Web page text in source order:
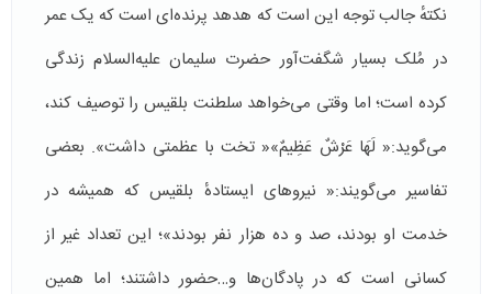
نکتهٔ جالب توجه این است که هدهد پرنده‌ای است که یک عمر
در مُلک بسیار شگفت‌آور حضرت سلیمان علیه‌السلام زندگی
کرده است؛ اما وقتی می‌خواهد سلطنت بلقیس را توصیف کند،
می‌گوید:« لَهَا عَرْشٌ عَظِيمٌ»« تخت با عظمتی داشت». بعضی
تفاسیر می‌گویند:« نیروهای ایستادهٔ بلقیس که همیشه در
خدمت او بودند، صد و ده هزار نفر بودند»؛ این تعداد غیر از
کسانی است که در پادگان‌ها و…حضور داشتند؛ اما همین